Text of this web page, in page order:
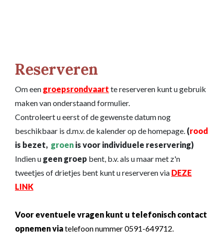
Reserveren
Om een groepsrondvaart te reserveren kunt u gebruik
maken van onderstaand formulier.
Controleert u eerst of de gewenste datum nog
beschikbaar is d.m.v. de kalender op de homepage. (rood
is bezet, groen is voor individuele reservering)
Indien u geen groep bent, b.v. als u maar met z'n
tweetjes of drietjes bent kunt u reserveren via DEZE
LINK
Voor eventuele vragen kunt u telefonisch contact
opnemen viatelefoon nummer 0591-649712.